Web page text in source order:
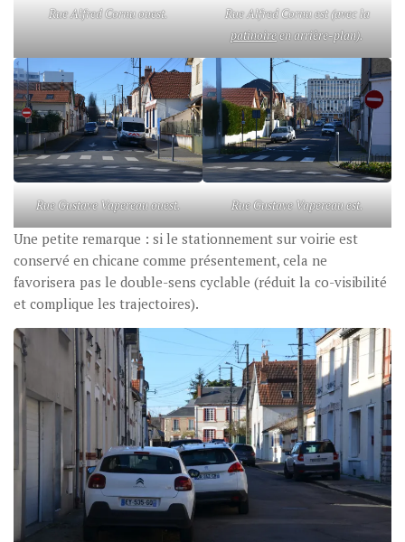
Rue Alfred Cornu ouest.
Rue Alfred Cornu est (avec la
patinoireen arrière-plan).
Rue Gustave Vapereau ouest. Rue Gustave Vapereau est.
Une petite remarque : si le stationnement sur voirie est
conservé en chicane comme présentement, cela ne
favorisera pas le double-sens cyclable (réduit la co-visibilité
et complique les trajectoires).